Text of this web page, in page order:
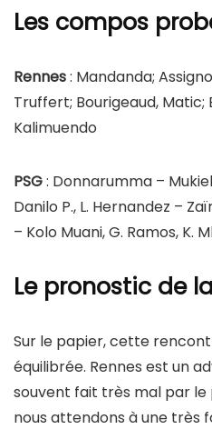
Les compos
Rennes: Mandanda;
Truffert; Bourigeaud, Matic;
Kalimuendo
PSG: Donnarumma –
Danilo P., L. Hernandez –
– Kolo Muani, G. Ramos, K.
Le pronostic de
Sur le papier, cette
équilibrée. Rennes est un
souvent fait très mal par le
nous attendons à une très